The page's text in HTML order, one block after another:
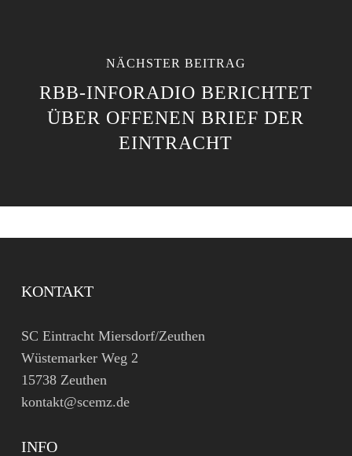
NÄCHSTER BEITRAG
RBB-INFORADIO BERICHTET
ÜBER OFFENEN BRIEF DER
EINTRACHT
KONTAKT
SC Eintracht Miersdorf/Zeuthen
Wüstemarker Weg 2
15738 Zeuthen
kontakt@scemz.de
INFO